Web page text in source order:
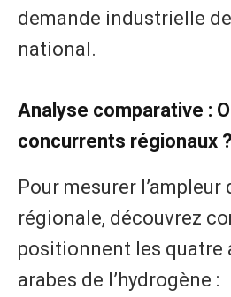
demande industrielle
national.
​Analyse comparative :
concurrents régionaux ?
​Pour mesurer
régionale, découvrez
positionnent les quatre
arabes de l’hydrogène :